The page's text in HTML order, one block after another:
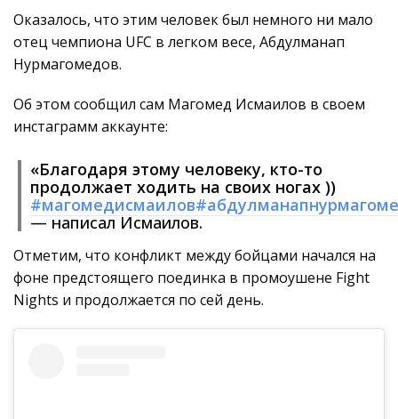
Оказалось, что этим человек был немного ни мало
отец чемпиона UFC в легком весе, Абдулманап
Нурмагомедов.
Об этом сообщил сам Магомед Исмаилов в своем
инстаграмм аккаунте:
«Благодаря этому человеку, кто-то
продолжает ходить на своих ногах ))
#магомедисмаилов
— написал Исмаилов.
Отметим, что конфликт между бойцами начался на
фоне предстоящего поединка в промоушене Fight
Nights и продолжается по сей день.